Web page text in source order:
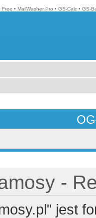
Free • MailWasher Pro • GS-Calc • GS-
-
jest